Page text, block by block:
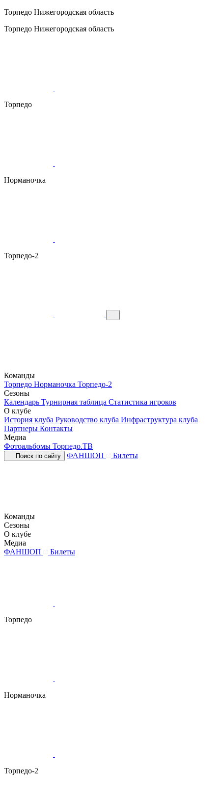
Торпедо Нижегородская область
Торпедо Нижегородская область
Торпедо
Норманочка
Торпедо-2
Команды
Торпедо Норманочка Торпедо-2
Сезоны
Календарь Турнирная таблица Статистика игроков
О клубе
История клуба Руководство клуба Инфраструктура клуба
Партнеры Контакты
Медиа
Фотоальбомы Торпедо.ТВ
Поиск по сайту ФАНШОП Билеты
Команды
Сезоны
О клубе
Медиа
ФАНШОП
Билеты
Торпедо
Норманочка
Торпедо-2